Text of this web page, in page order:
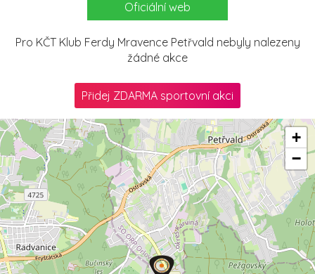
Oficiální web
Pro KČT Klub Ferdy Mravence Petřvald nebyly nalezeny
žádné akce
Přidej ZDARMA sportovní akci
+
−